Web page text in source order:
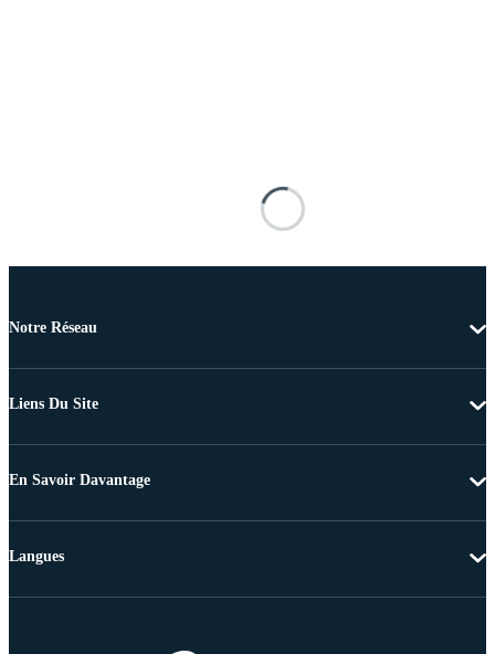
Notre Réseau
Liens Du Site
En Savoir Davantage
Langues